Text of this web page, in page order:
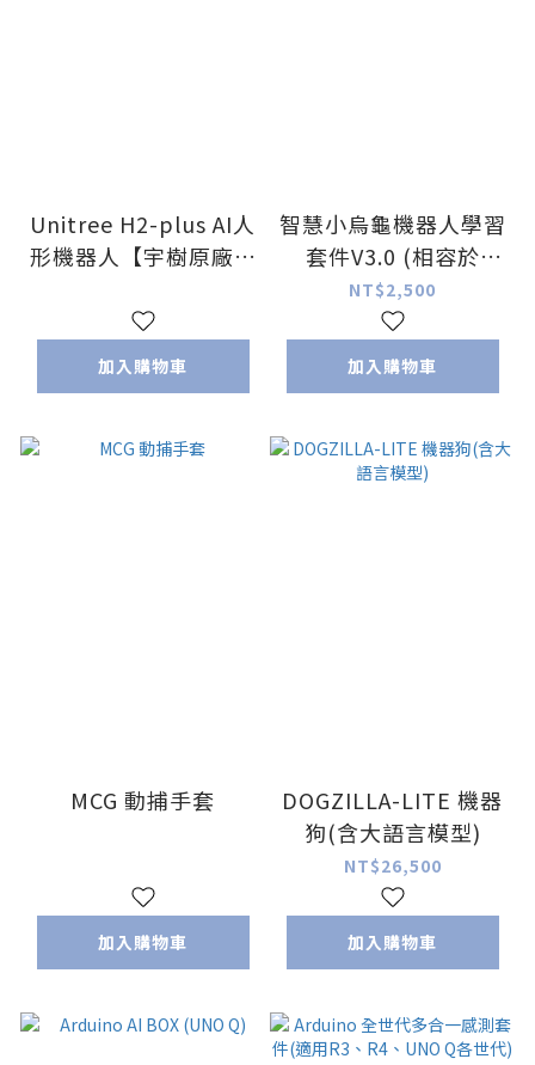
Unitree H2-plus AI人
形機器人【宇樹原廠指
Computex NVIDIA 首
推產品
加入購物車
智慧小烏龜機器人學習
套件V3.0 (相容於
Arduino)
NT$2,500
加入購物車
MCG 動捕手套
加入購物車
DOGZILLA-LITE 機器
狗(含大語言模型)
NT$26,500
加入購物車